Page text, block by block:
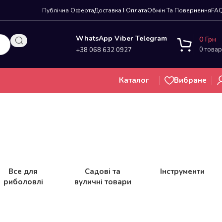
Публічна ОфертаДоставка І ОплатаОбмін Та Повернення
WhatsApp Viber Telegram
+38 068 632 0927 0
0 Грн
Каталог Вибране
Все для
риболовлі
Садові та
вуличні товари
Інструменти